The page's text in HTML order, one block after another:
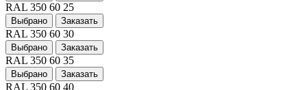
RAL 350 60 25
Выбрано Заказать
RAL 350 60 30
Выбрано Заказать
RAL 350 60 35
Выбрано Заказать
RAL 350 60 40